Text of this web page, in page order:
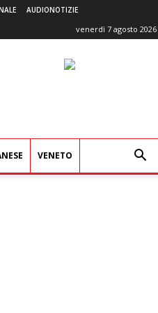
AUDIONOTIZIE
venerdì 7 agosto 2026
VENETO